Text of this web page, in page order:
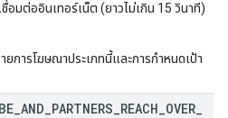
อมต่ออินเทอร์เน็ต (ยาวไม่เกิน 15 วินาที)
การโฆษณาประเภทนี้และการกำหนดเป้า
AND PARTNERS REACH OVER